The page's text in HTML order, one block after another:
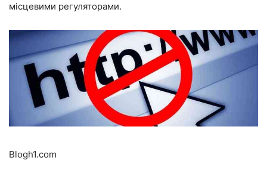
місцевими регуляторами.
Blogh1.com